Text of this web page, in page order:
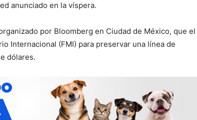
anunciado en la víspera.
por Bloomberg en Ciudad de México, que el
Internacional (FMI) para preservar una línea de
dólares.